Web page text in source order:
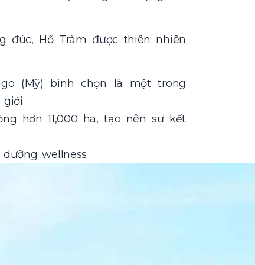
đúc, Hồ Tràm được thiên nhiên
(Mỹ) bình chọn là một trong
hơn 11,000 ha, tạo nên sự kết
wellness